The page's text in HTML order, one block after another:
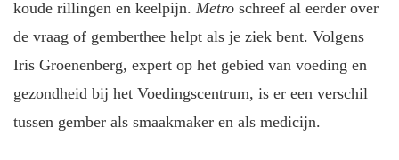
koude rillingen en keelpijn. Metro schreef al eerder over
de vraag of gemberthee helpt als je ziek bent. Volgens
Iris Groenenberg, expert op het gebied van voeding en
gezondheid bij het Voedingscentrum, is er een verschil
tussen gember als smaakmaker en als medicijn.